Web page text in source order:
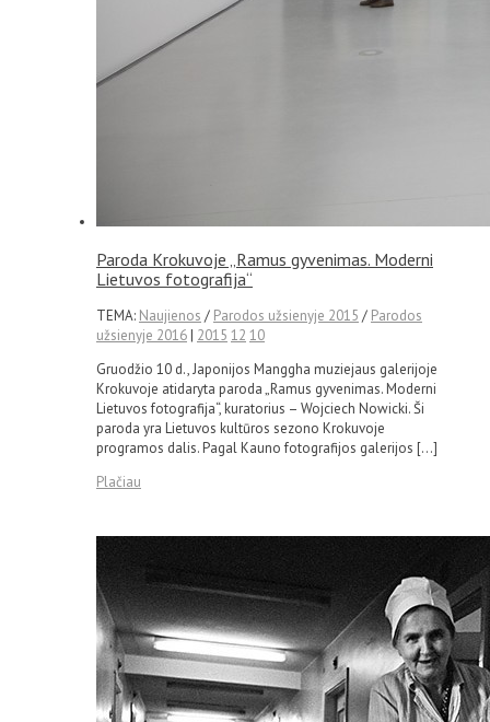
Paroda Krokuvoje „Ramus gyvenimas. Moderni
Lietuvos fotografija“
TEMA: Naujienos / Parodos užsienyje 2015 / Parodos
užsienyje 2016| 2015 12 10
Gruodžio 10 d., Japonijos Manggha muziejaus galerijoje
Krokuvoje atidaryta paroda „Ramus gyvenimas. Moderni
Lietuvos fotografija“, kuratorius – Wojciech Nowicki. Ši
paroda yra Lietuvos kultūros sezono Krokuvoje
programos dalis. Pagal Kauno fotografijos galerijos […]
Plačiau